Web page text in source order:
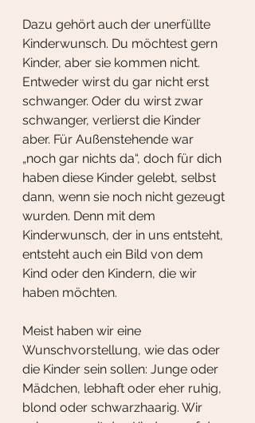
Dazu gehört auch der unerfüllte
Kinderwunsch. Du möchtest gern
Kinder, aber sie kommen nicht.
Entweder wirst du gar nicht erst
schwanger. Oder du wirst zwar
schwanger, verlierst die Kinder
aber. Für Außenstehende war
„noch gar nichts da“, doch für dich
haben diese Kinder gelebt, selbst
dann, wenn sie noch nicht gezeugt
wurden. Denn mit dem
Kinderwunsch, der in uns entsteht,
entsteht auch ein Bild von dem
Kind oder den Kindern, die wir
haben möchten.
Meist haben wir eine
Wunschvorstellung, wie das oder
die Kinder sein sollen: Junge oder
Mädchen, lebhaft oder eher ruhig,
blond oder schwarzhaarig. Wir